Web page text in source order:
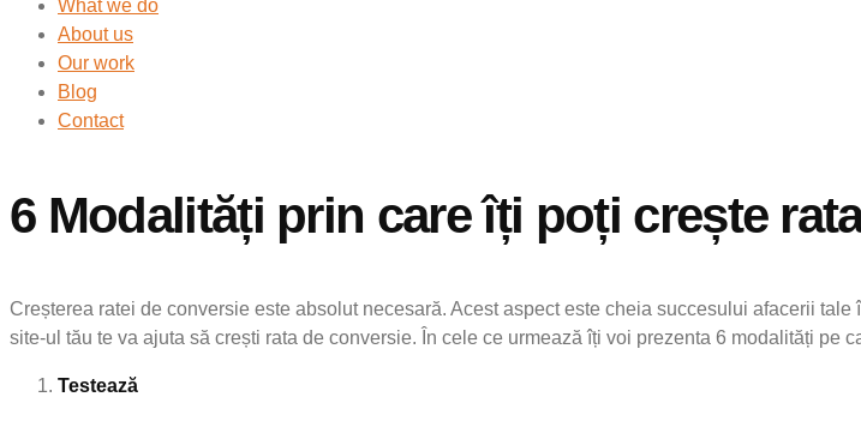
What we do
About us
Our work
Blog
Contact
6 Modalități prin care îți poți crește
Creșterea ratei de conversie este absolut necesară. Acest aspect este cheia succesului afacerii
site-ul tău te va ajuta să crești rata de conversie. În cele ce urmează îți voi prezenta 6 modalități pe
Testează